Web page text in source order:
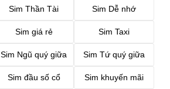
Sim Thần Tài Sim Dễ nhớ
Sim giá rẻ Sim Taxi
Sim Ngũ quý giữa Sim Tứ quý giữa
Sim đầu số cổ Sim khuyến mãi